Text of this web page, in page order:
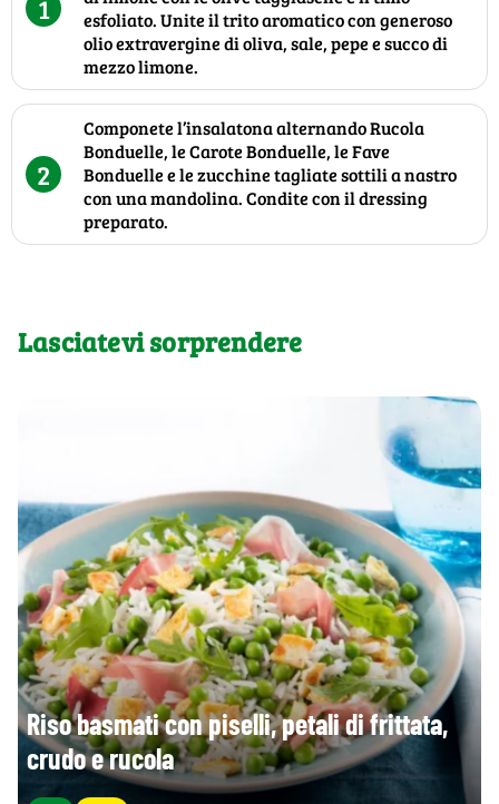
1
esfoliato. Unite il trito aromatico con generoso
olio extravergine di oliva, sale, pepe e succo di
mezzo limone.
2
Componete l’insalatona alternando Rucola
Bonduelle, le Carote Bonduelle, le Fave
Bonduelle e le zucchine tagliate sottili a nastro
con una mandolina. Condite con il dressing
preparato.
Lasciatevi sorprendere
Riso basmati con piselli, petali di frittata,
crudo e rucola